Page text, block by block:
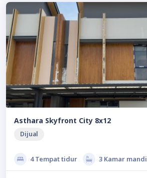
Asthara Skyfront City 8x12
Dijual
4 Tempat tidur 3 Kamar mandi